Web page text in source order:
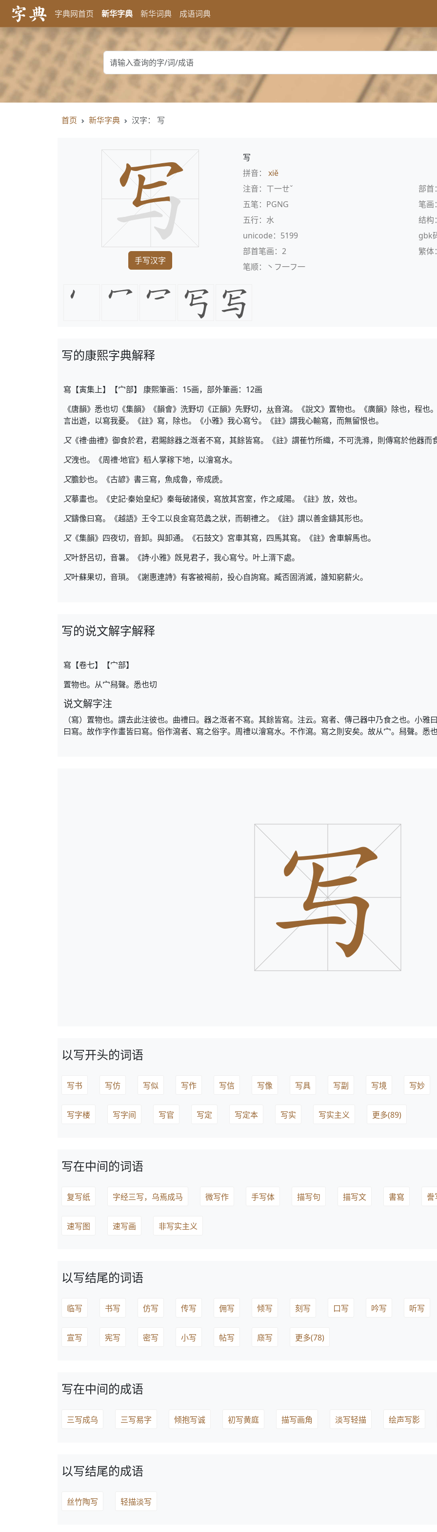
字典网首页 新华字典 新华词典 成语词典
首页 新华字典 汉字： 写
手写汉字
写
拼音： xiě
注音：ㄒ一ㄝˇ
部首：
五笔：PGNG
笔画：
五行：水
结构
unicode：5199
gbk
部首笔画：2
繁体：
笔顺：丶フ一フ一
写的康熙字典解释
寫【寅集上】【宀部】 康熙筆画：15画，部外筆画：12画
《唐韻》悉也切《集韻》《韻會》洗野切《正韻》先野切，
音瀉。《說文》置物也。《廣韻》除也，程也
言出遊，以寫我憂。《註》寫，除也。《小雅》我心寫兮。《註》謂我心輸寫，而無留恨也。
又《禮·曲禮》御食於君，君賜餘器之漑者不寫，其餘皆寫。《註》謂萑竹所織，不可洗滌，則傳寫於他器而
又洩也。《周禮·地官》稻人掌稼下地，以澮寫水。
又膽鈔也。《古諺》書三寫，魚成魯，帝成虒。
又摹畫也。《史記·秦始皇紀》秦每破諸侯，寫放其宮室，作之咸陽。《註》放，效也。
又鑄像曰寫。《越語》王令工以良金寫范蠡之狀，而朝禮之。《註》謂以善金鑄其形也。
又《集韻》四夜切，音卸。與卸通。《石鼓文》宮車其寫，四馬其寫。《註》舍車解馬也。
又叶舒呂切，音暑。《詩·小雅》旣見君子，我心寫兮。叶上湑下處。
又叶蘇果切，音瑣。《謝惠連詩》有客被褐前，投心自詢寫。臧否固消滅，誰知窮薪火。
写的说文解字解释
寫【卷七】【宀部】
置物也。从宀舄聲。悉也切
说文解字注
（寫）置物也。謂去此注彼也。曲禮曰。器之漑者不寫。其餘皆寫。注云。寫者、傳己器中乃食之也。小雅
曰寫。故作字作畫皆曰寫。俗作瀉者、寫之俗字。周禮以澮寫水。不作瀉。寫之則安矣。故从宀。舄聲。悉
以写开头的词语
写书 写仿 写似 写作 写信 写像 写具 写副 写境 写妙
写字楼 写字间 写官 写定 写定本 写实 写实主义 更多(89)
写在中间的词语
复写纸 字经三写，乌焉成马 微写作 手写体 描写句 描写文 書寫 誊
速写图 速写画 非写实主义
以写结尾的词语
临写 书写 仿写 传写 佣写 倾写 刻写 口写 吟写 听写
宣写 宪写 密写 小写 帖写 庼写 更多(78)
写在中间的成语
三写成乌 三写易字 倾抱写诚 初写黄庭 描写画角 淡写轻描 绘声写影
以写结尾的成语
丝竹陶写 轻描淡写